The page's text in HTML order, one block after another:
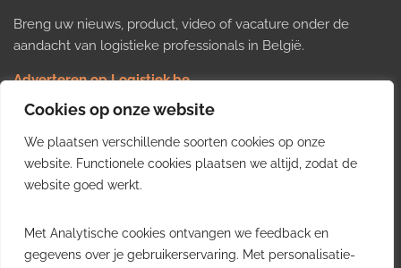
Cookies op onze website
We plaatsen verschillende soorten cookies op onze
website. Functionele cookies plaatsen we altijd, zodat de
website goed werkt.
Met Analytische cookies ontvangen we feedback en
gegevens over je gebruikerservaring. Met personalisatie-
Breng uw nieuws, product, video of vacature onder de
aandacht van logistieke professionals in België.
Adverteren op Logistiek.be
Nieuws insturen
Uw video op Logistiek.TV
Job plaatsen
Gratis wekelijkse update
inzichten uit de Belgische logistieke sector in uw inbox.